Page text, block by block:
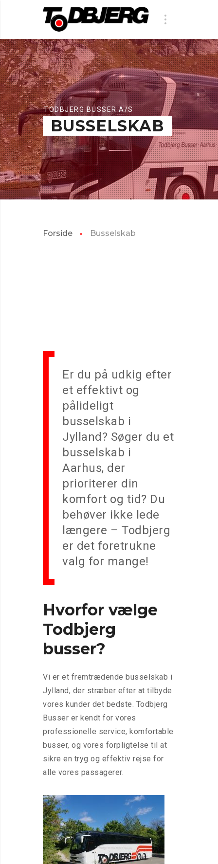
TODBJERG BUSSER A/S
BUSSELSKAB
Forside Busselskab
Er du på udkig efter
et effektivt og
pålideligt
busselskab i
Jylland? Søger du et
busselskab i
Aarhus, der
prioriterer din
komfort og tid? Du
behøver ikke lede
længere – Todbjerg
er det foretrukne
valg for mange!
Hvorfor vælge
Todbjerg
busser?
Vi er et fremtrædende busselskab i
Jylland, der stræber efter at tilbyde
vores kunder det bedste. Todbjerg
Busser er kendt for vores
professionelle service, komfortable
busser, og vores forpligtelse til at
sikre en tryg og effektiv rejse for
alle vores passagerer.